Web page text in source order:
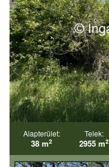
Alapterület:
38 m2
Telek:
2955 m2